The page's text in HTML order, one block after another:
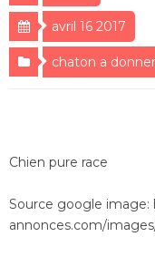
avril 16 2017
chaton a donner
Chien pure race
Source google
annonces.com/